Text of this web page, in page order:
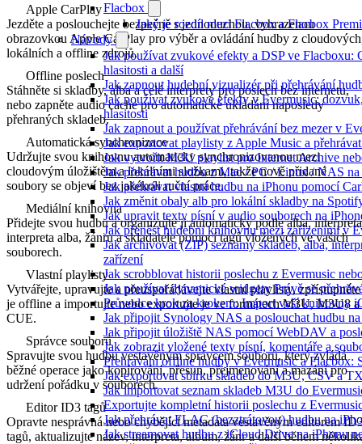
Flacbox
Jaký je rozdíl mezi Flacbox a Flacbox
Návody
Jak používat zvukové efekty a DSP ve Flacboxu:
hlasitosti a další
Jak zapnout hudební vizualizér při přehrávání
Jak používat zvukové efekty v Evermusic:
hlasitosti
Jak zapnout a používat přehrávání bez mezer v
Jak exportovat playlisty z Apple Music a
Jak vytvořit M3U playlist pro Internet Archive
Jak přehrávat hudbu z Mac / PC / Linux / NAS
Jak přehrávat vlastní hudbu na iPhonu pomocí
Jak změnit obaly alb pro lokální skladby na
Jak upravit texty písní v audio souborech na
Jak přenést hudební knihovnu mezi zařízeními v
Jak archivovat (ZIP) seznamy skladeb, alba,
zařízení
Jak scrobblovat historii poslechu z Evermusic
Jak používat dynamické widgety Právě se
Průvodce krok za krokem: Import vaší knihovny
Jak připojit Synology NAS a poslouchat hudbu
Jak připojit úložiště NAS pomocí WebDAV a
Jak zobrazit vložené texty písní, komentáře a
Přehrávání offline hudby v Evermusic a Flacbox:
Jak exportovat sbírku skladeb do M3U, CSV a
Jak importovat seznam skladeb M3U do
Exportujte kompletní historii poslechu z
Jak přehrávat FLAC (bezztrátovou) hudbu na
Jak streamovat hudbu z iCloud Drive na iPhonu
Apple CarPlay
Jezděte a poslouchejte bezpečně s jednoduchou, vyhrazenou
obrazovkou Apple CarPlay pro výběr a ovládání hudby z
lokálních a offline zdrojů.
Offline poslech
Stáhněte si skladby, alba a celé interprety pro poslech bez internetu,
nebo zapněte audio cache pro automatické ukládání naposledy
přehraných skladeb.
Automatická synchronizace
Udržujte svou knihovnu automaticky synchronizovanou mezi
cloudovým úložištěm a lokálními složkami, takže nově přidané
soubory se objeví bez jakékoli ruční práce.
Mediální knihovna
Přidejte svou hudbu a organizujte ji automaticky podle alba,
interpreta alba, žánru a skladatele pomocí tagů vložených ve vašich
souborech.
Vlastní playlisty
Vytvářejte, upravujte a přeuspořádávejte vlastní playlisty, zpřístupněte
je offline a importujte nebo exportujte je ve formátech M3U, M3U8 a
CUE.
Správce souborů
Spravujte svou hudbu vestavěným správcem souborů, který zvládá
běžné operace jako kopírování, přesun, přejmenování a mazání pro
udržení pořádku v souborech.
Editor ID3 tagů
Opravte nesprávná nebo chybějící metadata vestavěným editorem
tagů, aktualizujte název, interpreta, album, žánr a další během